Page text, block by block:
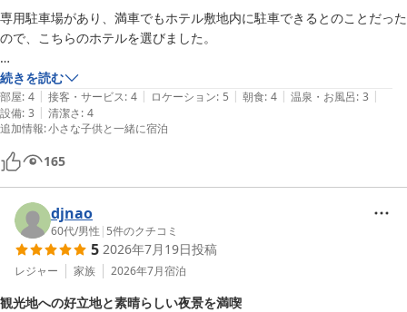
専用駐車場があり、満車でもホテル敷地内に駐車できるとのことだった
ので、こちらのホテルを選びました。
こちらのホテルは立地が良く、疲れない程度の徒歩圏内に赤レンガ倉庫
や他の施設が充実しており移動に便利でした。
最近の部屋の設備やスタイルではありませんが、部屋もベッドも広く、
狭さを感じず家族3人ゆっくりくつろげました。
や夜景に大満足でした。ありがとうございました。
続きを読む
部屋: 4 | 接客・サービス: 4 | ロケーション: 5 | 朝食: 4 | 温泉・お風呂: 3 |
設備: 3 | 清潔さ: 4
追加情報:小さな子供と一緒に宿泊
165
djnao
60代/男性 | 5件のクチコミ
5 2026年7月19日投稿
レジャー 家族 2026年7月宿泊
観光地への好立地と素晴らしい夜景を満喫